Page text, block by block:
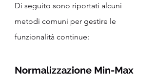
Di seguito sono riportati alcuni
metodi comuni per gestire le
funzionalità continue:
Normalizzazione Min-Max